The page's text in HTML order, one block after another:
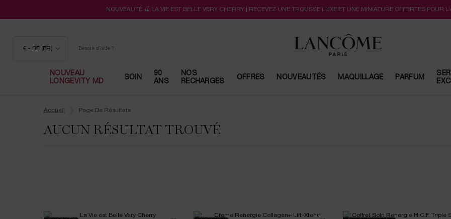
NOUVEAUTÉ 🍒 LA VIE EST BELLE VERY CHERRY | RECEVEZ UNE TROUSSE LUXE ET UNE MINIATURE OFFERTES POUR
€ - BE (FR) Besoin d'aide ?
NOUVEAU
LONGEVITY MD
SOIN
90
ANS
NOS
RECHARGES
OFFRES NOUVEAUTÉS MAQUILLAGE PARFUM
Accueil
Page De Résultats
AUCUN RÉSULTAT TROUVÉ